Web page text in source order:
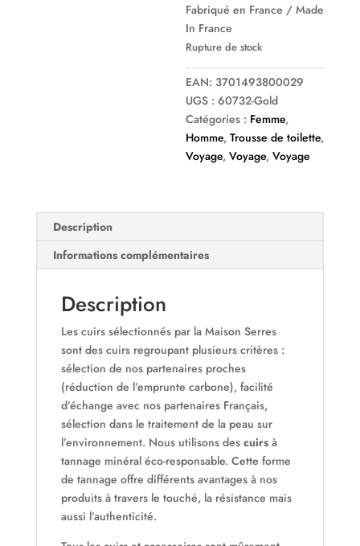
Fabriqué en France / Made
In France
Rupture de stock
EAN: 3701493800029
UGS :60732-Gold
Catégories : Femme,
Homme,Trousse de toilette,
Voyage,Voyage,Voyage
Description
Informations complémentaires
Description
Les cuirs sélectionnés par la Maison Serres
sont des cuirs regroupant plusieurs critères :
sélection de nos partenaires proches
(réduction de l’emprunte carbone), facilité
d’échange avec nos partenaires Français,
sélection dans le traitement de la peau sur
l’environnement. Nous utilisons des cuirsà
tannage minéral éco-responsable. Cette forme
de tannage offre différents avantages à nos
produits à travers le touché, la résistance mais
aussi l’authenticité.